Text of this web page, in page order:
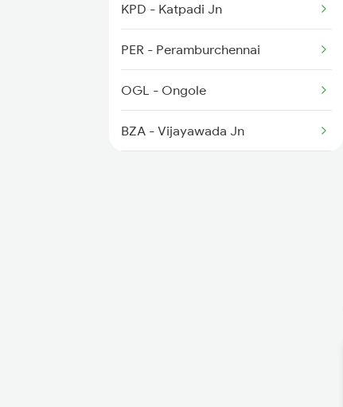
2516 Scl Cbe Special
2522 Ers Bju Express
2601 Mas Maq Sf Exp
KPD - Katpadi Jn
PER - Peramburchennai
OGL - Ongole
BZA - Vijayawada Jn